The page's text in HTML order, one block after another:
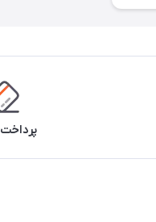
پرداخت